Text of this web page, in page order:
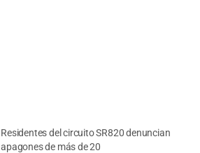
Residentes del circuito SR820 denuncian
apagones de más de 20